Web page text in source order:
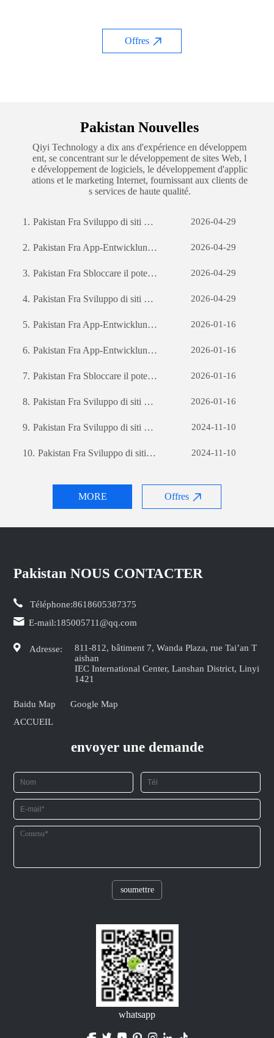
Offres
Pakistan Nouvelles
Qiyi Technology a dix ans d'expérience en développem
ent, se concentrant sur le développement de sites Web, l
e développement de logiciels, le développement d'applic
ations et le marketing Internet, fournissant aux clients de
s services de haute qualité.
MORE Offres
1. Pakistan Fra Sviluppo di siti web per il commercio estero: una guida completa 2026-04-29
2. Pakistan Fra App-Entwicklung: Die Reise zur Erstellung einer erfolgreichen mobilen Anwendung 2026-04-29
3. Pakistan Fra Sbloccare il potenziale aziendale: il potere dello sviluppo di software personalizzato 2026-04-29
4. Pakistan Fra Sviluppo di siti web per il commercio estero: una guida completa 2026-04-29
5. Pakistan Fra App-Entwicklung: Die Reise zur Erstellung einer erfolgreichen mobilen Anwendung 2026-01-16
6. Pakistan Fra App-Entwicklung: Die Reise zur Erstellung einer erfolgreichen mobilen Anwendung 2026-01-16
7. Pakistan Fra Sbloccare il potenziale aziendale: il potere dello sviluppo di software personalizzato 2026-01-16
8. Pakistan Fra Sviluppo di siti web per il commercio estero: una guida completa 2026-01-16
9. Pakistan Fra Sviluppo di siti web per il commercio estero: una guida completa 2024-11-10
10. Pakistan Fra Sviluppo di siti web per il commercio estero: una guida completa 2024-11-10
Pakistan NOUS CONTACTER
Téléphone:8618605387375
E-mail:185005711@qq.com
Adresse:
811-812, bâtiment 7, Wanda Plaza, rue Tai’an T
aishan
IEC International Center, Lanshan District, Linyi
1421
Baidu Map
Google Map
ACCUEIL
envoyer une demande
soumettre
whatsapp